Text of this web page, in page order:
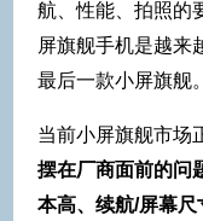
航、性能、拍照的
屏旗舰手机是越来
最后一款小屏旗舰。
当前小屏旗舰市场
摆在厂商面前的问
本高、续航/屏幕